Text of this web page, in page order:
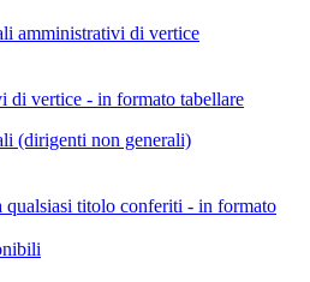
amministrativi di vertice
di vertice - in formato tabellare
(dirigenti non generali)
titolo conferiti - in formato